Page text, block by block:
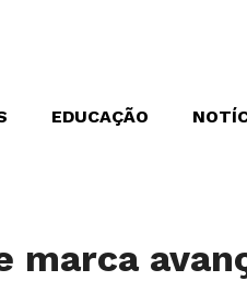
EDUCAÇÃO
marca